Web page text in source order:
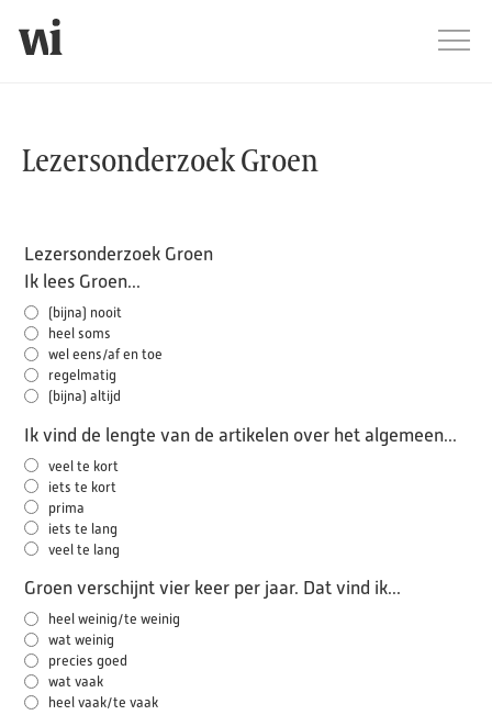
Lezersonderzoek Groen
Lezersonderzoek Groen
Lezersonderzoek Groen
Ik lees Groen...
(bijna) nooit
heel soms
wel eens/af en toe
regelmatig
(bijna) altijd
Ik vind de lengte van de artikelen over het algemeen...
veel te kort
iets te kort
prima
iets te lang
veel te lang
Groen verschijnt vier keer per jaar. Dat vind ik...
heel weinig/te weinig
wat weinig
precies goed
wat vaak
heel vaak/te vaak